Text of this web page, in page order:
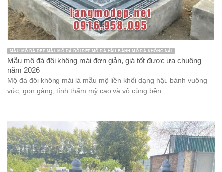
MẪU MỘ ĐÁ ĐẸP MẪU MỘ ĐÁ ĐÔI ĐẸP MỘ ĐÁ HẬU BÀNH MỘ ĐÁ KHÔNG MÁI
Mẫu mộ đá đôi không mái đơn giản, giá tốt được ưa chuộng
năm 2026
Mộ đá đôi không mái là mẫu mộ liền khối dạng hậu bành vuông
vức, gọn gàng, tính thẩm mỹ cao và vô cùng bền ...